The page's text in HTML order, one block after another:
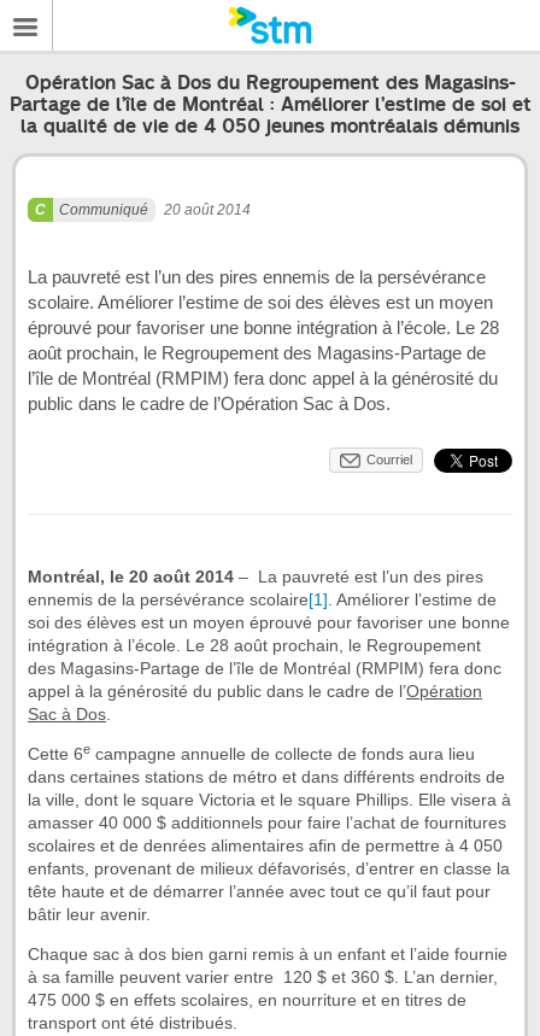
Opération Sac à Dos du Regroupement des Magasins-
Partage de l’île de Montréal : Améliorer l’estime de soi et
la qualité de vie de 4 050 jeunes montréalais démunis
Communiqué 20 août 2014
La pauvreté est l’un des pires ennemis de la persévérance
scolaire. Améliorer l’estime de soi des élèves est un moyen
éprouvé pour favoriser une bonne intégration à l’école. Le 28
août prochain, le Regroupement des Magasins-Partage de
l’île de Montréal (RMPIM) fera donc appel à la générosité du
public dans le cadre de l’Opération Sac à Dos.
Courriel
Montréal, le 20 août 2014 – La pauvreté est l’un des pires
ennemis de la persévérance scolaire[1]. Améliorer l’estime de
soi des élèves est un moyen éprouvé pour favoriser une bonne
intégration à l’école. Le 28 août prochain, le Regroupement
des Magasins-Partage de l’île de Montréal (RMPIM) fera donc
appel à la générosité du public dans le cadre de l’Opération
Sac à Dos.
Cette 6e campagne annuelle de collecte de fonds aura lieu
dans certaines stations de métro et dans différents endroits de
la ville, dont le square Victoria et le square Phillips. Elle visera à
amasser 40 000 $ additionnels pour faire l’achat de fournitures
scolaires et de denrées alimentaires afin de permettre à 4 050
enfants, provenant de milieux défavorisés, d’entrer en classe la
tête haute et de démarrer l’année avec tout ce qu’il faut pour
bâtir leur avenir.
Chaque sac à dos bien garni remis à un enfant et l’aide fournie
à sa famille peuvent varier entre 120 $ et 360 $. L’an dernier,
475 000 $ en effets scolaires, en nourriture et en titres de
transport ont été distribués.